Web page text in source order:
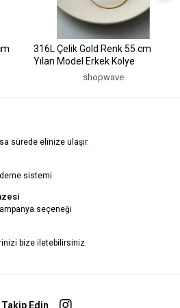
316L Çelik Gold Renk 55 cm
Yılan Model Erkek Kolye
shopwave
sürede elinize ulaşır.
sistemi
seçeneği
bize iletebilirsiniz.
Edin